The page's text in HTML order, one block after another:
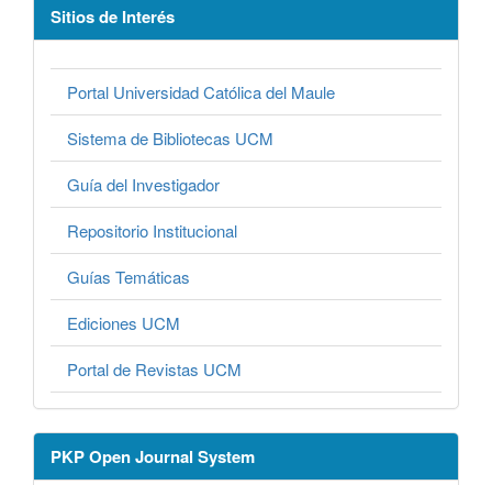
Sitios de Interés
Portal Universidad Católica del Maule
Sistema de Bibliotecas UCM
Guía del Investigador
Repositorio Institucional
Guías Temáticas
Ediciones UCM
Portal de Revistas UCM
PKP Open Journal System